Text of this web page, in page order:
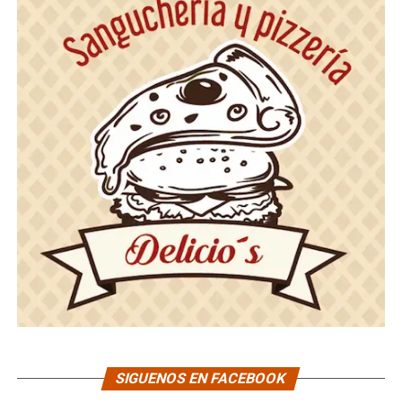
SIGUENOS EN FACEBOOK